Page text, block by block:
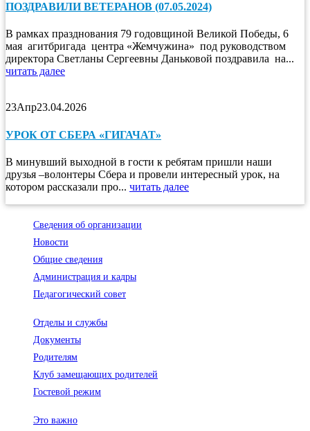
ПОЗДРАВИЛИ ВЕТЕРАНОВ (07.05.2024)
В рамках празднования 79 годовщиной Великой Победы, 6
мая агитбригада центра «Жемчужина» под руководством
директора Светланы Сергеевны Даньковой поздравила на...
читать далее
23Апр23.04.2026
УРОК ОТ СБЕРА «ГИГАЧАТ»
В минувший выходной в гости к ребятам пришли наши
друзья –волонтеры Сбера и провели интересный урок, на
котором рассказали про... читать далее
Сведения об организации
Новости
Общие сведения
Администрация и кадры
Педагогический совет
Отделы и службы
Документы
Родителям
Клуб замещающих родителей
Гостевой режим
Это важно